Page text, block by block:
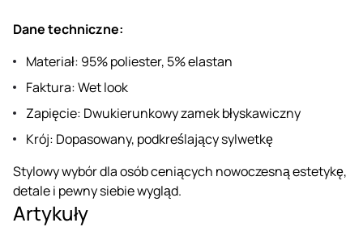
Dane techniczne:
Materiał: 95% poliester, 5% elastan
Faktura: Wet look
Zapięcie: Dwukierunkowy zamek błyskawiczny
Krój: Dopasowany, podkreślający sylwetkę
Stylowy wybór dla osób ceniących nowoczesną estetykę,
detale i pewny siebie wygląd.
Artykuły